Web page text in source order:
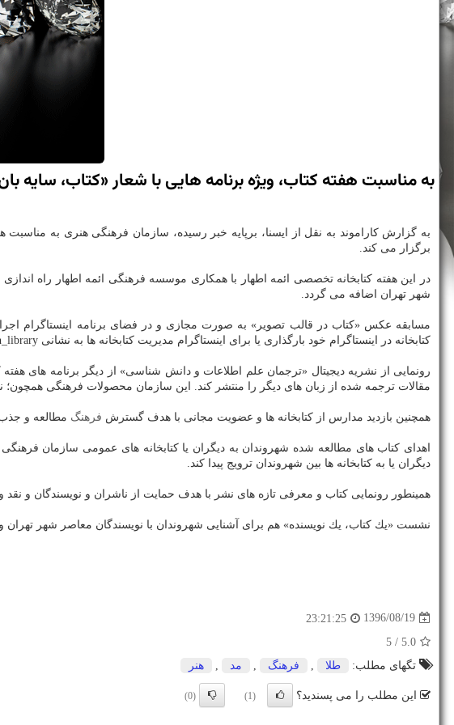
به مناسبت هفته كتاب، ویژه برنامه هایی با شعار «كتاب، سایه
به گزارش كاراموند به نقل از ایسنا، برپایه خبر رسیده، سازمان فرهنگی هنری به مناسبت
برگزار می كند.
در این هفته كتابخانه تخصصی ائمه اطهار با همكاری موسسه فرهنگی ائمه اطهار راه
شهر تهران اضافه می گردد.
مسابقه عكس «كتاب در قالب تصویر» به صورت مجازی و در فضای برنامه اینستاگرام
كتابخانه در اینستاگرام خود بارگذاری یا برای اینستاگرام مدیریت كتابخانه ها به نشانی instagram. com/tehran_library ارسال نمایند.
رونمایی از نشریه دیجیتال «ترجمان علم اطلاعات و دانش شناسی» از دیگر برنامه های
مقالات ترجمه شده از زبان های دیگر را منتشر كند. این سازمان محصولات فرهنگی همچون؛
همچنین بازدید مدارس از كتابخانه ها و عضویت مجانی با هدف گسترش فرهنگ مطالعه و
اهدای كتاب های مطالعه شده شهروندان به دیگران یا كتابخانه های عمومی سازمان
دیگران یا به كتابخانه ها بین شهروندان ترویج پیدا كند.
همینطور رونمایی كتاب و معرفی تازه های نشر با هدف حمایت از ناشران و نویسندگان و نقد و بررسی
نشست «یك كتاب، یك نویسنده» هم برای آشنایی شهروندان با نویسندگان معاصر شهر تهران
1396/08/19
23:21:25
5.0
/ 5
تگهای مطلب:
طلا , فرهنگ , مد , هنر
این مطلب را می پسندید؟ (1)
(0)